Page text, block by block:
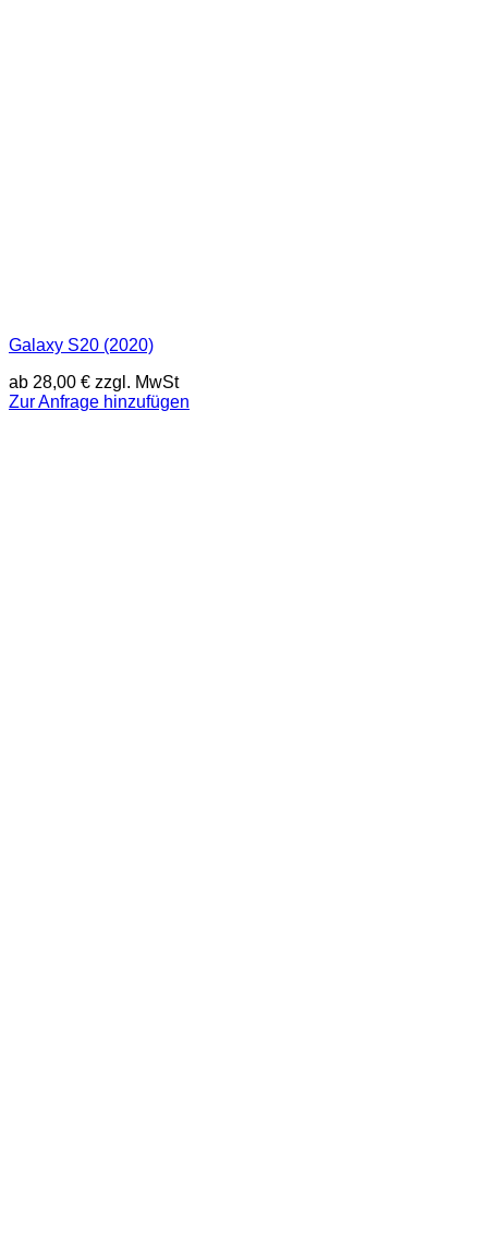
Galaxy S20 (2020)
ab 28,00 € zzgl. MwSt
Zur Anfrage hinzufügen